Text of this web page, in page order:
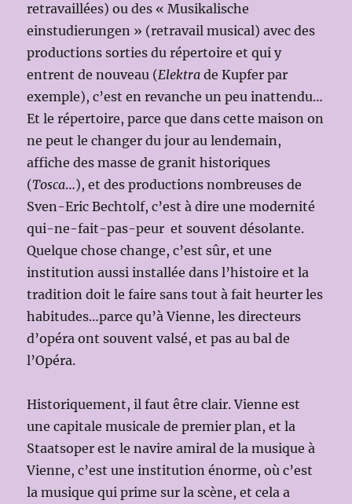
retravaillées) ou des « Musikalische
einstudierungen » (retravail musical) avec des
productions sorties du répertoire et qui y
entrent de nouveau (Elektra de Kupfer par
exemple), c’est en revanche un peu inattendu…
Et le répertoire, parce que dans cette maison on
ne peut le changer du jour au lendemain,
affiche des masse de granit historiques
(Tosca…), et des productions nombreuses de
Sven-Eric Bechtolf, c’est à dire une modernité
qui-ne-fait-pas-peur et souvent désolante.
Quelque chose change, c’est sûr, et une
institution aussi installée dans l’histoire et la
tradition doit le faire sans tout à fait heurter les
habitudes…parce qu’à Vienne, les directeurs
d’opéra ont souvent valsé, et pas au bal de
l’Opéra.
Historiquement, il faut être clair. Vienne est
une capitale musicale de premier plan, et la
Staatsoper est le navire amiral de la musique à
Vienne, c’est une institution énorme, où c’est
la musique qui prime sur la scène, et cela a